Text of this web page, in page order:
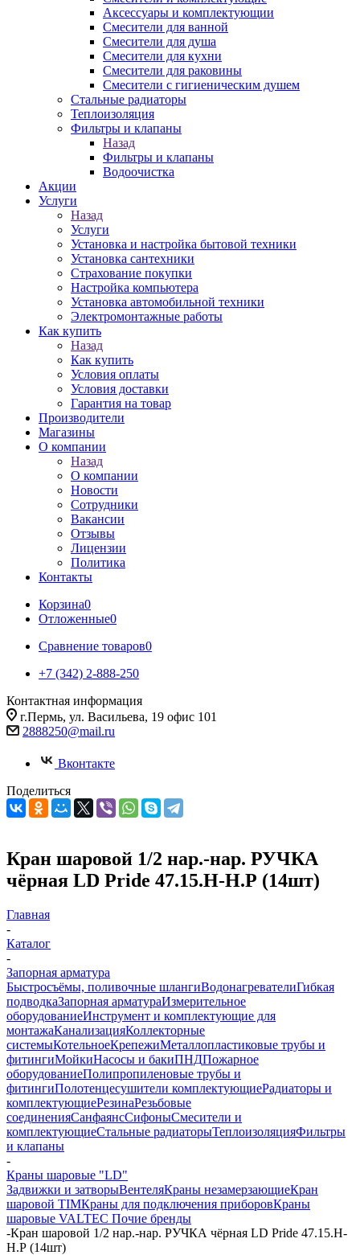
Аксессуары и комплектующии
Смесители для ванной
Смесители для душа
Смесители для кухни
Смесители для раковины
Смесители с гигиеническим душем
Стальные радиаторы
Теплоизоляция
Фильтры и клапаны
Назад
Фильтры и клапаны
Водоочистка
Акции
Услуги
Назад
Услуги
Установка и настройка бытовой техники
Установка сантехники
Страхование покупки
Настройка компьютера
Установка автомобильной техники
Электромонтажные работы
Как купить
Назад
Как купить
Условия оплаты
Условия доставки
Гарантия на товар
Производители
Магазины
О компании
Назад
О компании
Новости
Сотрудники
Вакансии
Отзывы
Лицензии
Политика
Контакты
Корзина0
Отложенные0
Сравнение товаров0
+7 (342) 2-888-250
Контактная информация
г.Пермь, ул. Васильева, 19 офис 101
2888250@mail.ru
Вконтакте
Поделиться
Кран шаровой 1/2 нар.-нар. РУЧКА
чёрная LD Pride 47.15.Н-Н.Р (14шт)
Главная
-
Каталог
-
Запорная арматура
Быстросъёмы, поливочные шлангиВодонагревателиГибкая
подводкаЗапорная арматураИзмерительное
оборудованиеИнструмент и комплектующие для
монтажаКанализацияКоллекторные
системыКотельноеКрепежиМеталлопластиковые трубы и
фитингиМойкиНасосы и бакиПНДПожарное
оборудованиеПолипропиленовые трубы и
фитингиПолотенцесушители комплектующиеРадиаторы и
комплектующиеРезинаРезьбовые
соединенияСанфаянсСифоныСмесители и
комплектующиеСтальные радиаторыТеплоизоляцияФильтры
и клапаны
-
Краны шаровые "LD"
Задвижки и затворыВентеляКраны незамерзающиеКран
шаровой TIMКраны для подключения приборовКраны
шаровые VALTEC Почие бренды
-Кран шаровой 1/2 нар.-нар. РУЧКА чёрная LD Pride 47.15.Н-
Н.Р (14шт)